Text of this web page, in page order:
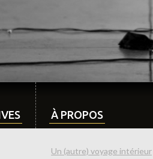
À PROPOS
Un (autre) voyage intérieur